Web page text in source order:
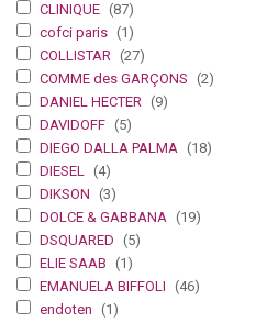
CLINIQUE (87)
cofci paris (1)
COLLISTAR (27)
COMME des GARÇONS (2)
DANIEL HECTER (9)
DAVIDOFF (5)
DIEGO DALLA PALMA (18)
DIESEL (4)
DIKSON (3)
DOLCE & GABBANA (19)
DSQUARED (5)
ELIE SAAB (1)
EMANUELA BIFFOLI (46)
endoten (1)